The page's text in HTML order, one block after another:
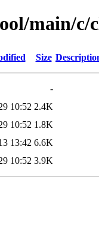
main/c/
Size
-
10:52 2.4K
10:52 1.8K
13:42 6.6K
10:52 3.9K